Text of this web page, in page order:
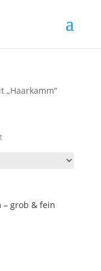
– grob & fein